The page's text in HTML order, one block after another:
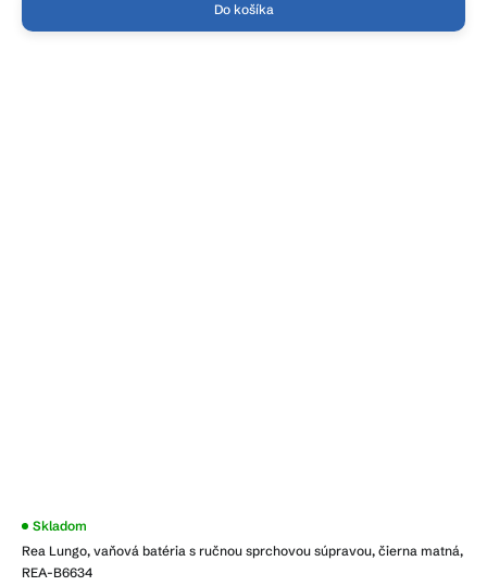
Do košíka
Rea Lungo, vaňová batéria s ručnou sprchovou súpravou, čierna matná,
REA-B6634
Priemerné
produktu
je
Skladom